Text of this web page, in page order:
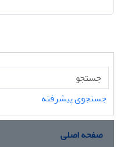
جستجوی پیشرفته
صفحه اصلی